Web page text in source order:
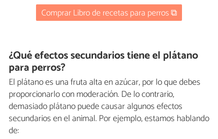
Comprar Libro de recetas para perros ⧉
¿Qué efectos secundarios tiene el plátano
para perros?
El plátano es una fruta alta en azúcar, por lo que debes
proporcionarlo con moderación. De lo contrario,
demasiado plátano puede causar algunos efectos
secundarios en el animal. Por ejemplo, estamos hablando
de: